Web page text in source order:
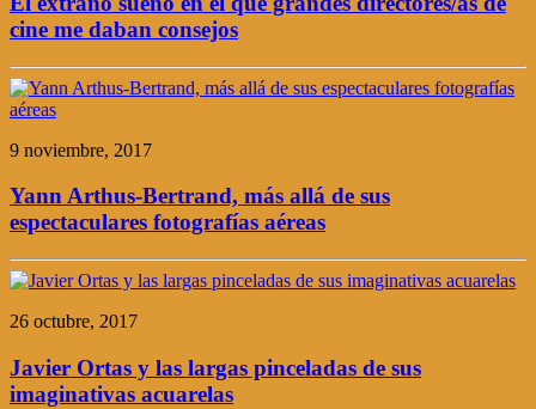
cine me daban consejos
9 noviembre, 2017
Yann Arthus-Bertrand, más allá de sus
espectaculares fotografías aéreas
26 octubre, 2017
Javier Ortas y las largas pinceladas de sus
imaginativas acuarelas